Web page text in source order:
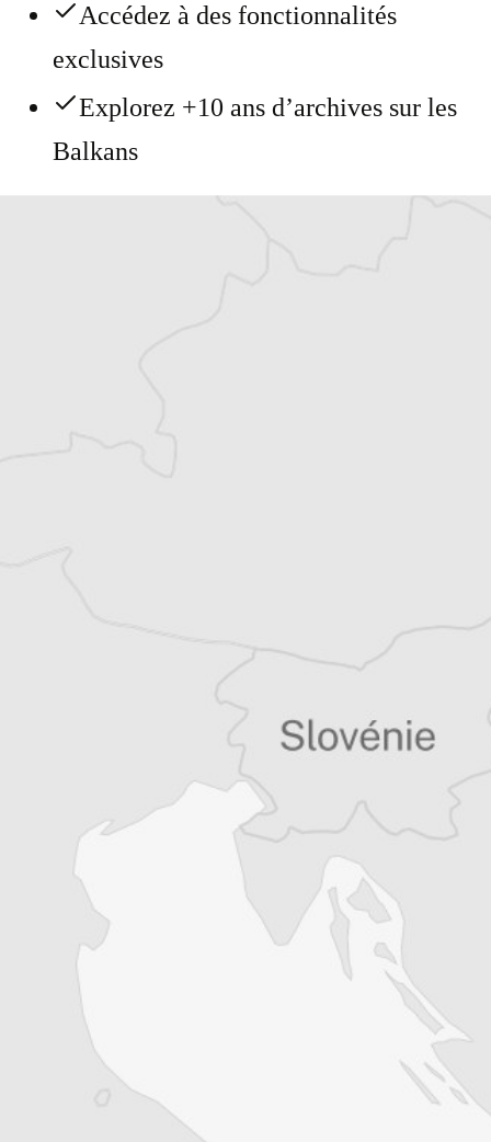
Accédez à des fonctionnalités
exclusives
Explorez +10 ans d’archives sur les
Balkans